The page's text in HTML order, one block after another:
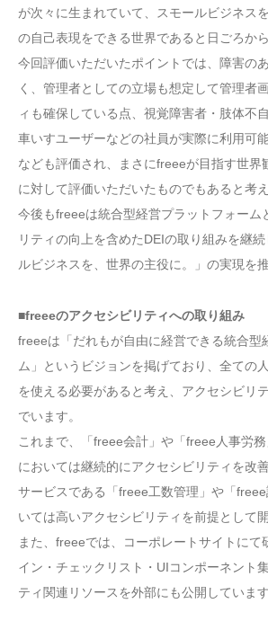
が次々に生まれていて、スモールビジネス
の自己表現をできる世界であると日ごろか
今回評価いただいたポイントでは、障害の
く、管理者としての立場も想定して管理者
ィも確保している点、視覚障害者・肢体不
車いすユーザーなどの社員が実際に利用可
なども評価され、まさにfreeeが目指す世界
に対して評価いただいたものでもあると考え
今後もfreeeは統合型経営プラットフォーム
リティの向上を含めたDEIの取り組みを継
ルビジネスを、世界の主役に。」の実現を
■freeeのアクセシビリティへの取り組み
freeeは「だれもが自由に経営できる統合型
ム」というビジョンを掲げており、全ての
を使える必要があると考え、アクセシビリ
でいます。
これまで、「freee会計」や「freee人事労
においては継続的にアクセシビリティを改
サービスである「freee工数管理」や「
いては高いアクセシビリティを前提として
また、freeeでは、コーポレートサイトにて
イン・チェックリスト・UIコンポーネント
ティ関連リソースを外部にも公開しています